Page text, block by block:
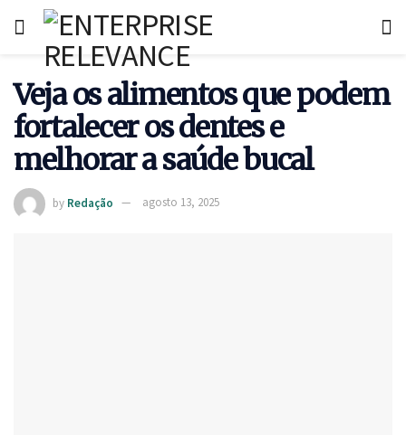
Veja os alimentos que podem
fortalecer os dentes e
melhorar a saúde bucal
by Redação agosto 13, 2025